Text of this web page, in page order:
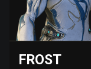
FROST